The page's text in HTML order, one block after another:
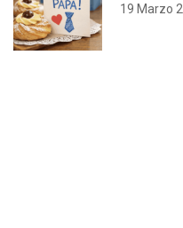
19 Marzo